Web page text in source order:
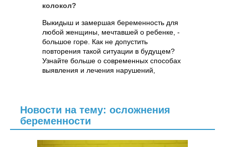
колокол?
Выкидыш и замершая беременность для
любой женщины, мечтавшей о ребенке, -
большое горе. Как не допустить
повторения такой ситуации в будущем?
Узнайте больше о современных способах
выявления и лечения нарушений,
Новости на тему: осложнения
беременности